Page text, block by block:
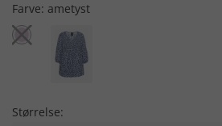
Farve: ametyst
Størrelse: